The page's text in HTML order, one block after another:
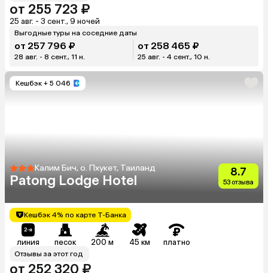
от 255 723 ₽
25 авг. - 3 сент., 9 ночей
Выгодные туры на соседние даты
от 257 796 ₽
28 авг. - 8 сент., 11 н.
от 258 465 ₽
25 авг. - 4 сент., 10 н.
Кешбэк + 5 046
Калим Бич, о. Пхукет, Таиланд
Patong Lodge Hotel
8.7
53 отзыва
Кешбэк 4% по карте Т-Банка
линия песок 200 м 45 км платно
Отзывы за этот год
от 252 320 ₽